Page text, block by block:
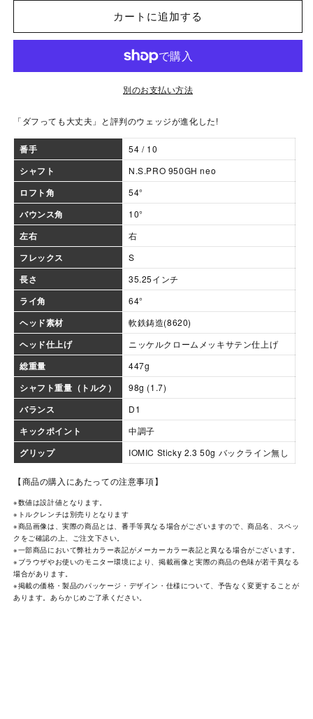
N.S.PRO
量
減
ら
す
54/10
N.S.PRO
950GH
量
す
カートに追加する
別のお支払い方法
「ダフっても大丈夫」と評判のウェッジが進化した!
番手 54 / 10
シャフト N.S.PRO 950GH neo
ロフト角 54°
バウンス角 10°
左右 右
フレックス S
長さ 35.25インチ
ライ角 64°
ヘッド素材 軟鉄鋳造(8620)
ヘッド仕上げ ニッケルクロームメッキサテン仕上げ
総重量 447g
シャフト重量（トルク） 98g (1.7)
バランス D1
キックポイント 中調子
グリップ IOMIC Sticky 2.3 50g バックライン無し
【商品の購入にあたっての注意事項】
※数値は設計値となります。
※トルクレンチは別売りとなります
※商品画像は、実際の商品とは、番手等異なる場合がございますので、商品名、スペッ
クをご確認の上、ご注文下さい。
※一部商品において弊社カラー表記がメーカーカラー表記と異なる場合がございます。
※ブラウザやお使いのモニター環境により、掲載画像と実際の商品の色味が若干異なる
場合があります。
※掲載の価格・製品のパッケージ・デザイン・仕様について、予告なく変更することが
あります。あらかじめご了承ください。